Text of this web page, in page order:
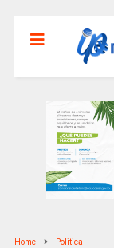
Home Politica